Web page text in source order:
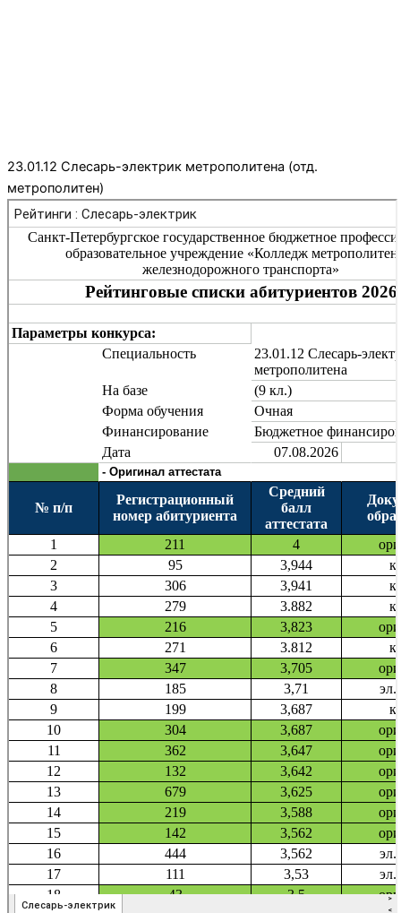
23.01.12 Слесарь-электрик метрополитена (отд.
метрополитен)